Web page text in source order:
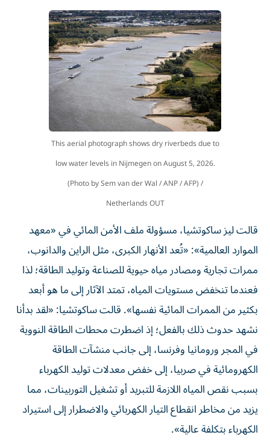
This aerial photograph shows dry riverbeds due to
low water levels in Nijmegen on August 5, 2026.
(Photo by Sem van der Wal / ANP / AFP) /
Netherlands OUT
قالت ليز ساكوتشيا، مسؤولة ملف الأمن المائي في «معهد
الموارد العالمية»: «تُعد الأنهار الكبرى، مثل الراين والدانوب،
ممرات تجارية ومصادر مياه حيوية للصناعة وتوليد الطاقة؛ لذا
فعندما تنخفض مستويات المياه، تمتد الآثار إلى ما هو أبعد
بكثير من الممرات المائية نفسها». قالت ساكوتشيا: «لقد بدأنا
نشهد حدوث ذلك بالفعل؛ إذ اضطرت محطات الطاقة النووية
في المجر ورومانيا وفرنسا، إلى جانب منشآت الطاقة
الكهرومائية في صربيا، إلى خفض معدلات توليد الكهرباء
بسبب نقص المياه اللازمة للتبريد أو تشغيل التوربينات، مما
يزيد من مخاطر انقطاع التيار الكهربائي والاضطرار إلى استيراد
الكهرباء بتكلفة عالية».